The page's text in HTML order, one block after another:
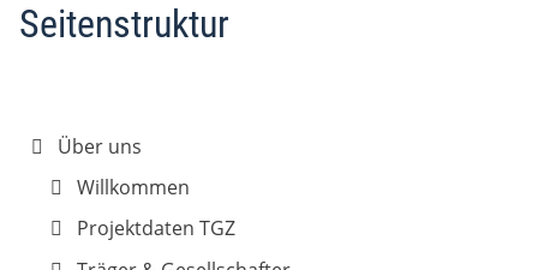
Seitenstruktur
Über uns
Willkommen
Projektdaten TGZ